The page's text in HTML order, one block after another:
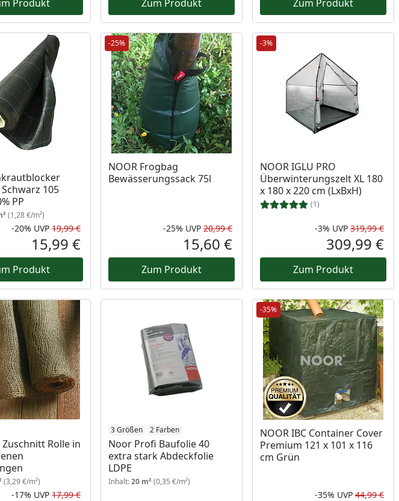
Produkt Zum Produkt Zum Produkt
105
PP
(1,28 €/m²)
Rabatt in Prozent
-20%
Ursprünglicher Preis
UVP 19,99 €
Aktueller Preis
15,99 €
Produkt
-25%
NOOR Frogbag
Bewässerungssack 75l
Rabatt in Prozent
-25%
Ursprünglicher Preis
UVP 20,99 €
Aktueller Preis
15,60 €
Zum Produkt
-3%
NOOR IGLU PRO
Überwinterungszelt XL 180
x 180 x 220 cm (LxBxH)
(1)
-3% UVP 319,99 €
309,99 €
Zum Produkt
Zuschnitt Rolle in
(3,29 €/m²)
-17% UVP 17,99 €
3 Größen 2 Farben
Noor Profi Baufolie 40
extra stark Abdeckfolie
LDPE
Inhalt:20 m² (0,35 €/m²)
-35%
NOOR IBC Container Cover
Premium 121 x 101 x 116
cm Grün
-35% UVP 44,99 €